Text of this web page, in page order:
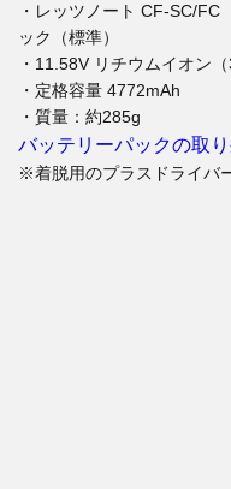
・レッツノート CF-SC/
ック（標準）
・11.58V リチウムイオン（
・定格容量 4772mAh
・質量：約285g
バッテリーパックの取
※着脱用のプラスドライバ